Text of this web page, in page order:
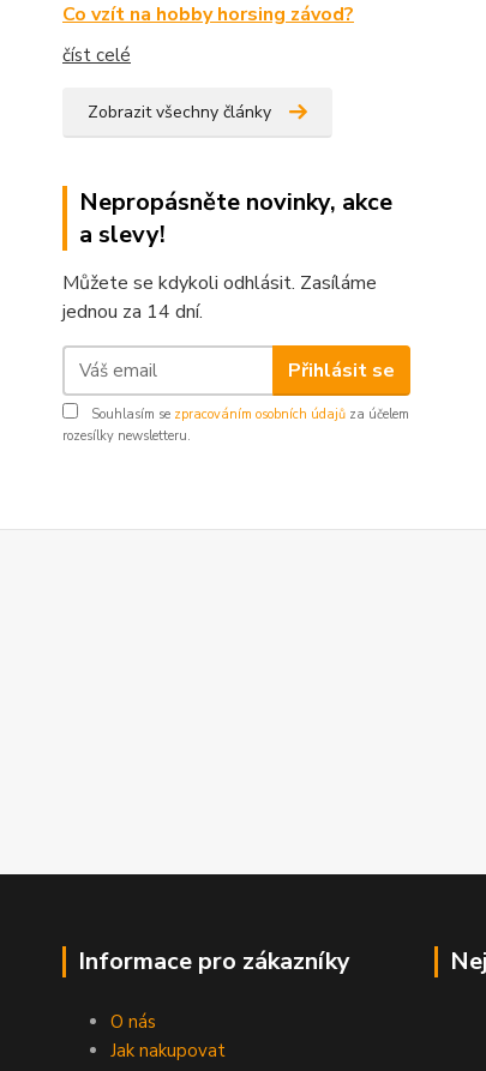
Co vzít na hobby horsing závod?
číst celé
Zobrazit všechny články
Nepropásněte novinky, akce
a slevy!
Můžete se kdykoli odhlásit. Zasíláme
jednou za 14 dní.
Přihlásit se
Souhlasím se zpracováním osobních údajů za účelem
rozesílky newsletteru.
Informace pro zákazníky
O nás
Jak nakupovat